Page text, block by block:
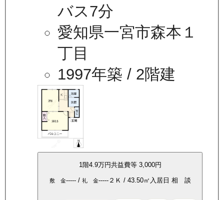
バス7分
愛知県一宮市森本１
丁目
1997年築 / 2階建
1 階4.9万円共益費等 3,000円
敷 金-----/ 礼 金-----２Ｋ / 43.50㎡ 入居日 相 談